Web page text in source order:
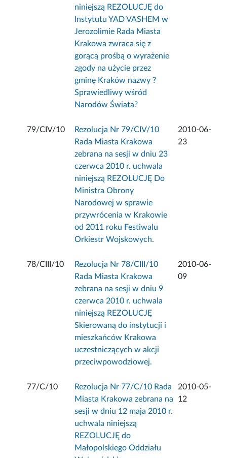
niniejszą REZOLUCJĘ do
Instytutu YAD VASHEM w
Jerozolimie Rada Miasta
Krakowa zwraca się z
gorącą prośbą o wyrażenie
zgody na użycie przez
gminę Kraków nazwy ?
Sprawiedliwy wśród
Narodów Świata?
79/CIV/10
Rezolucja Nr 79/CIV/10
Rada Miasta Krakowa
zebrana na sesji w dniu 23
czerwca 2010 r. uchwala
niniejszą REZOLUCJĘ Do
Ministra Obrony
Narodowej w sprawie
przywrócenia w Krakowie
od 2011 roku Festiwalu
Orkiestr Wojskowych.
2010-06-
23
78/CIII/10
Rezolucja Nr 78/CIII/10
Rada Miasta Krakowa
zebrana na sesji w dniu 9
czerwca 2010 r. uchwala
niniejszą REZOLUCJĘ
Skierowaną do instytucji i
mieszkańców Krakowa
uczestniczących w akcji
przeciwpowodziowej.
2010-06-
09
77/C/10
Rezolucja Nr 77/C/10 Rada
Miasta Krakowa zebrana na
sesji w dniu 12 maja 2010 r.
uchwala niniejszą
REZOLUCJĘ do
Małopolskiego Oddziału
2010-05-
12